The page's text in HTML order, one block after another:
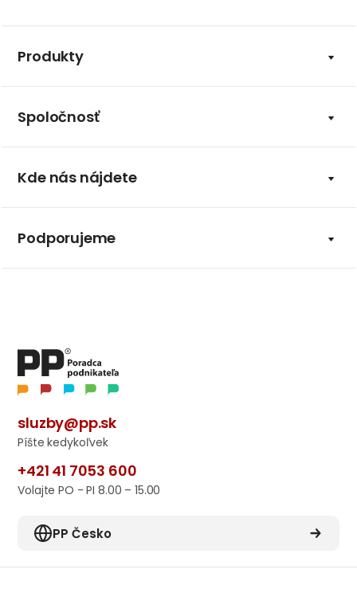
Produkty
Spoločnosť
Kde nás nájdete
Podporujeme
sluzby@pp.sk
Píšte kedykoľvek
+421 41 7053 600
Volajte PO - PI 8.00 – 15.00
PP Česko